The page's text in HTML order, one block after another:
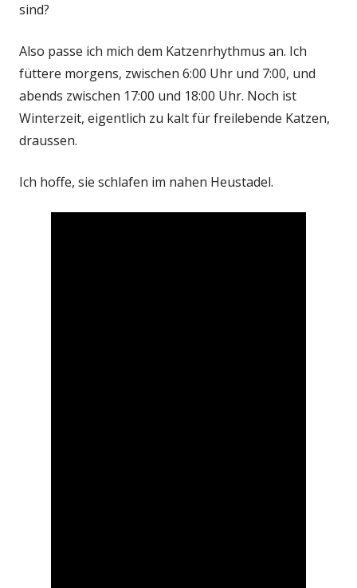
sind?
Also passe ich mich dem Katzenrhythmus an. Ich
füttere morgens, zwischen 6:00 Uhr und 7:00, und
abends zwischen 17:00 und 18:00 Uhr. Noch ist
Winterzeit, eigentlich zu kalt für freilebende Katzen,
draussen.
Ich hoffe, sie schlafen im nahen Heustadel.